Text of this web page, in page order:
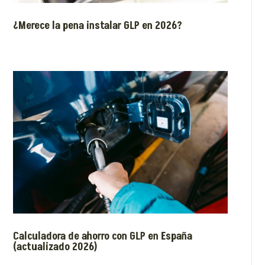
¿Merece la pena instalar GLP en 2026?
Calculadora de ahorro con GLP en España
(actualizado 2026)